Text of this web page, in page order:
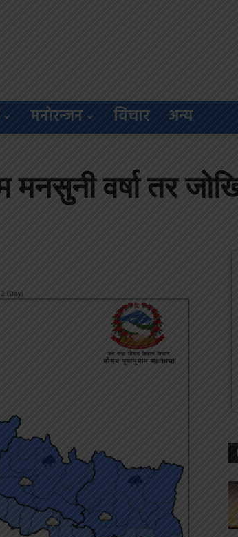
मनोरन्जन विचार अन्य
मनसुनी वर्षा तर